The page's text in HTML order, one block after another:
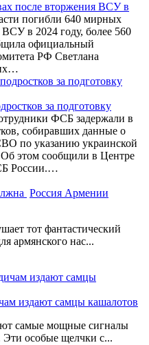
после вторжения ВСУ в
погибли 640 мирных
ВСУ в 2024 году, более 560
официальный
РФ Светлана
за подготовку
ФСБ задержали в
собиравших данные о
по указанию украинской
Об этом сообщили в Центре
России.…
Россия Армении
тот фантастический
армянского нас...
издают самцы кашалотов
самые мощные сигналы
особые щелчки с...